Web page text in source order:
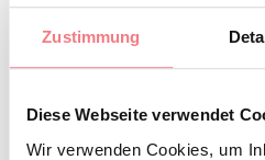
Zustimmung
Diese Webseite verwendet
Wir verwenden Cookies, um
Helle Wohnung mit Blick auf